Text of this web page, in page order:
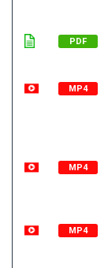
PDF
MP4
MP4
MP4